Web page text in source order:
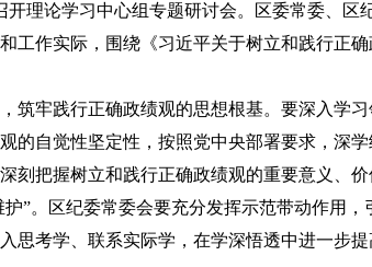
理论学习中心组专题研讨会。区委常委、区
工作实际，围绕《习近平关于树立和践行正
牢践行正确政绩观的思想根基。要深入学习
的自觉性坚定性，按照党中央部署要求，深
刻把握树立和践行正确政绩观的重要意义、
护”。区纪委常委会要充分发挥示范带动作用
思考学、联系实际学，在学深悟透中进一步